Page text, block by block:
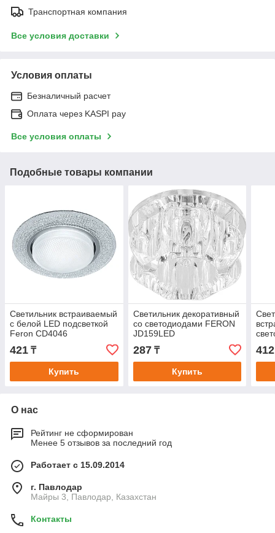
Транспортная компания
Все условия доставки
Условия оплаты
Безналичный расчет
Оплата через KASPI pay
Все условия оплаты
Подобные товары компании
Светильник встраиваемый
с белой LED подсветкой
Feron CD4046
потолочный GX53 без
лампы, прозрачный, хром
421 ₸
Купить
Светильник декоративный
со светодиодами FERON
JD159LED
287₸
Купить
412
О нас
Рейтинг не сформирован
Менее 5 отзывов за последний год
Работает с 15.09.2014
г. Павлодар
Майры 3, Павлодар, Казахстан
Контакты